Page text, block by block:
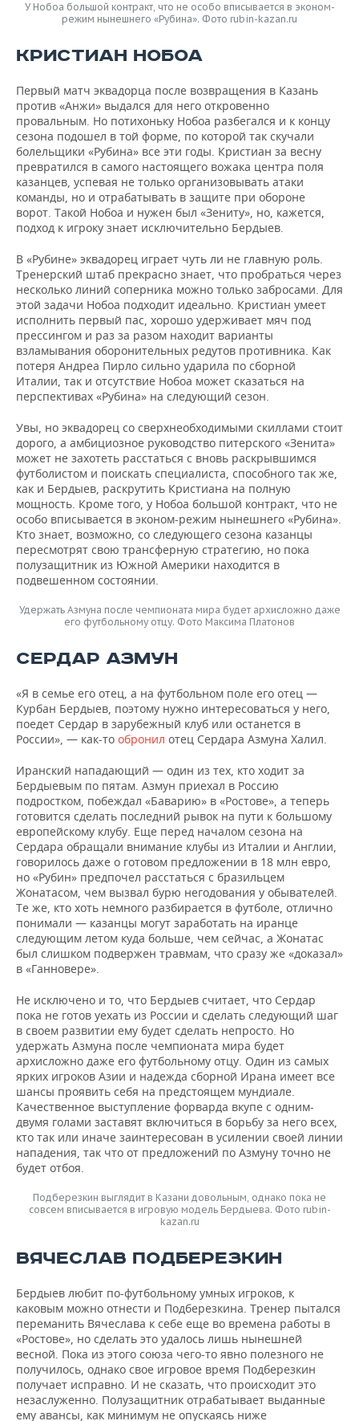
У Нобоа большой контракт, что не особо вписывается в эконом-
режим нынешнего «Рубина». Фото rubin-kazan.ru
КРИСТИАН НОБОА
Первый матч эквадорца после возвращения в Казань
против «Анжи» выдался для него откровенно
провальным. Но потихоньку Нобоа разбегался и к концу
сезона подошел в той форме, по которой так скучали
болельщики «Рубина» все эти годы. Кристиан за весну
превратился в самого настоящего вожака центра поля
казанцев, успевая не только организовывать атаки
команды, но и отрабатывать в защите при обороне
ворот. Такой Нобоа и нужен был «Зениту», но, кажется,
подход к игроку знает исключительно Бердыев.
В «Рубине» эквадорец играет чуть ли не главную роль.
Тренерский штаб прекрасно знает, что пробраться через
несколько линий соперника можно только забросами. Для
этой задачи Нобоа подходит идеально. Кристиан умеет
исполнить первый пас, хорошо удерживает мяч под
прессингом и раз за разом находит варианты
взламывания оборонительных редутов противника. Как
потеря Андреа Пирло сильно ударила по сборной
Италии, так и отсутствие Нобоа может сказаться на
перспективах «Рубина» на следующий сезон.
Увы, но эквадорец со сверхнеобходимыми скиллами стоит
дорого, а амбициозное руководство питерского «Зенита»
может не захотеть расстаться с вновь раскрывшимся
футболистом и поискать специалиста, способного так же,
как и Бердыев, раскрутить Кристиана на полную
мощность. Кроме того, у Нобоа большой контракт, что не
особо вписывается в эконом-режим нынешнего «Рубина».
Кто знает, возможно, со следующего сезона казанцы
пересмотрят свою трансферную стратегию, но пока
полузащитник из Южной Америки находится в
подвешенном состоянии.
Удержать Азмуна после чемпионата мира будет архисложно даже
его футбольному отцу. Фото Максима Платонов
СЕРДАР АЗМУН
«Я в семье его отец, а на футбольном поле его отец —
Курбан Бердыев, поэтому нужно интересоваться у него,
поедет Сердар в зарубежный клуб или останется в
России», — как-то обронил отец Сердара Азмуна Халил.
Иранский нападающий — один из тех, кто ходит за
Бердыевым по пятам. Азмун приехал в Россию
подростком, побеждал «Баварию» в «Ростове», а теперь
готовится сделать последний рывок на пути к большому
европейскому клубу. Еще перед началом сезона на
Сердара обращали внимание клубы из Италии и Англии,
говорилось даже о готовом предложении в 18 млн евро,
но «Рубин» предпочел расстаться с бразильцем
Жонатасом, чем вызвал бурю негодования у обывателей.
Те же, кто хоть немного разбирается в футболе, отлично
понимали — казанцы могут заработать на иранце
следующим летом куда больше, чем сейчас, а Жонатас
был слишком подвержен травмам, что сразу же «доказал»
в «Ганновере».
Не исключено и то, что Бердыев считает, что Сердар
пока не готов уехать из России и сделать следующий шаг
в своем развитии ему будет сделать непросто. Но
удержать Азмуна после чемпионата мира будет
архисложно даже его футбольному отцу. Один из самых
ярких игроков Азии и надежда сборной Ирана имеет все
шансы проявить себя на предстоящем мундиале.
Качественное выступление форварда вкупе с одним-
двумя голами заставят включиться в борьбу за него всех,
кто так или иначе заинтересован в усилении своей линии
нападения, так что от предложений по Азмуну точно не
будет отбоя.
Подберезкин выглядит в Казани довольным, однако пока не
совсем вписывается в игровую модель Бердыева. Фото rubin-
kazan.ru
ВЯЧЕСЛАВ ПОДБЕРЕЗКИН
Бердыев любит по-футбольному умных игроков, к
каковым можно отнести и Подберезкина. Тренер пытался
переманить Вячеслава к себе еще во времена работы в
«Ростове», но сделать это удалось лишь нынешней
весной. Пока из этого союза чего-то явно полезного не
получилось, однако свое игровое время Подберезкин
получает исправно. И не сказать, что происходит это
незаслуженно. Полузащитник отрабатывает выданные
ему авансы, как минимум не опускаясь ниже